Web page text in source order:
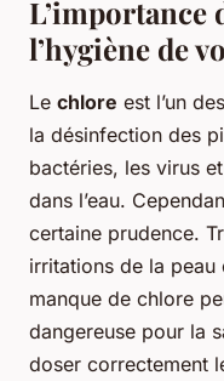
l’hygiène de
Le chlore est l’un
la désinfection des
bactéries, les virus
dans l’eau.
certaine prudence.
irritations de la peau
manque de chlore
dangereuse pour la
doser correctement